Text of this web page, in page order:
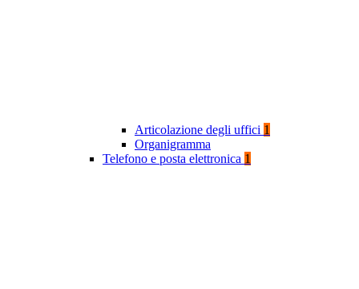
Articolazione degli uffici 1
Organigramma
Telefono e posta elettronica 1